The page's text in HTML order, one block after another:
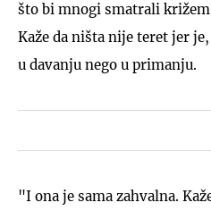
što bi mnogi smatrali križem
Kaže da ništa nije teret jer
u davanju nego u primanju.
"I ona je sama zahvalna.